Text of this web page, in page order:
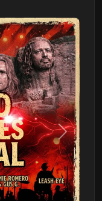
Następny